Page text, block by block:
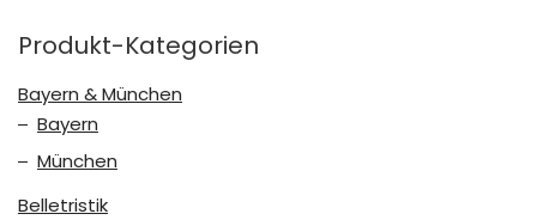
Produkt-Kategorien
Bayern & München
Bayern
München
Belletristik